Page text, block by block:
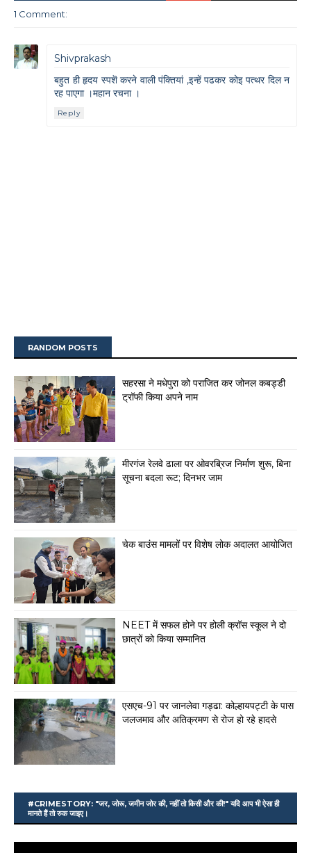
1 Comment:
Shivprakash
बहुत ही हृदय स्पशॆ करने वाली पंक्तियां ,इन्हें पढकर कोइ पत्थर दिल न
रह पाएगा ।महान रचना ।
Reply
RANDOM POSTS
सहरसा ने मधेपुरा को पराजित कर जोनल कबड्डी
ट्रॉफी किया अपने नाम
मीरगंज रेलवे ढाला पर ओवरब्रिज निर्माण शुरू, बिना
सूचना बदला रूट; दिनभर जाम
चेक बाउंस मामलों पर विशेष लोक अदालत आयोजित
NEET में सफल होने पर होली क्रॉस स्कूल ने दो
छात्रों को किया सम्मानित
एसएच-91 पर जानलेवा गड्ढा: कोल्हायपट्टी के पास
जलजमाव और अतिक्रमण से रोज हो रहे हादसे
#CRIMESTORY: "जर, जोरू, जमीन जोर की, नहीं तो किसी और की!" यदि आप भी ऐसा ही
मानते हैं तो रुक जाइए।